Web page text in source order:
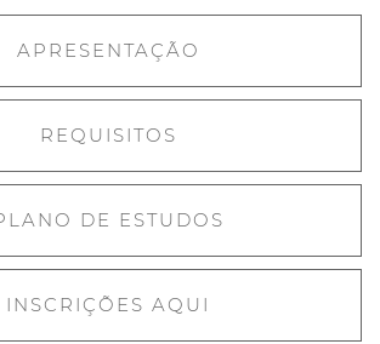
APRESENTAÇÃO
REQUISITOS
DE ESTUDOS
INSCRIÇÕES AQUI